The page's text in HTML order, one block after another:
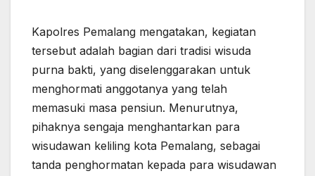
Kapolres Pemalang mengatakan, kegiatan
tersebut adalah bagian dari tradisi wisuda
purna bakti, yang diselenggarakan untuk
menghormati anggotanya yang telah
memasuki masa pensiun. Menurutnya,
pihaknya sengaja menghantarkan para
wisudawan keliling kota Pemalang, sebagai
tanda penghormatan kepada para wisudawan